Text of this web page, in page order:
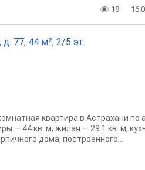
18
77, 44 м², 2/5 эт.
квартира в Астрахани по
— 44 кв. м, жилая — 29.1 кв. м,
дома, построенного...